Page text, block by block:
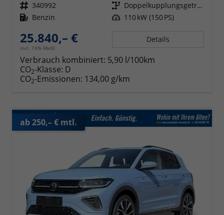
Fahrzeugnr. 340992 Getriebe
Doppelkupplungsgetriebe (DSG)
Kraftstoff Benzin Leistung 110 kW (150 PS)
25.840,– €
incl. 19% MwSt.
Details
Verbrauch kombiniert: 5,90 l/100km
CO2-Klasse: D
CO2-Emissionen: 134,00 g/km
ab 250,– € mtl.